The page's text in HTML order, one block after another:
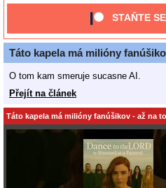
STAŇTE
Táto kapela má milióny
O tom kam smeruje sucasne AI.
Přejít na článek
Táto kapela má milióny fanúšikov - až na